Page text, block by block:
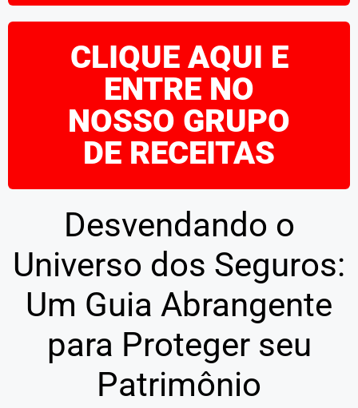
CLIQUE AQUI E
ENTRE NO
NOSSO GRUPO
DE RECEITAS
Desvendando o
Universo dos Seguros:
Um Guia Abrangente
para Proteger seu
Patrimônio